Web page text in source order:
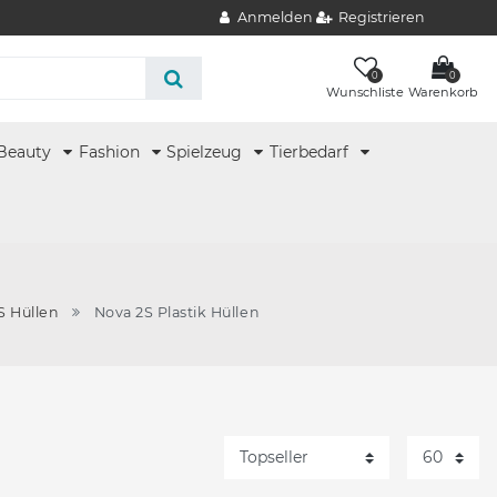
Anmelden Registrieren
0
Wunschliste
0
Warenkorb
Fashion Spielzeug Tierbedarf
Hüllen Nova 2S Plastik Hüllen